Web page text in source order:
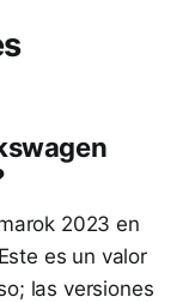
2023 en
es un valor
las versiones